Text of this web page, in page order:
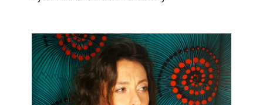
Narzędzie
zmiany
świata.
Rozmawiamy
z